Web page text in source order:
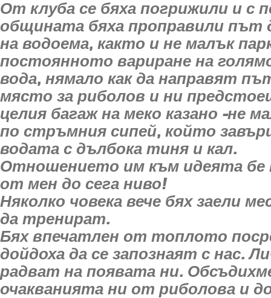
От клуба се бяха погрижили и с
общината бяха проправили път
на водоема, както и не малък
постоянното вариране на
вода, нямало как да направят
място за риболов и ни
целия багаж на меко казано -не
по стръмния сипей, който
водата с дълбока тиня и кал.
Отношението им към идеята бе
от мен до сега ниво!
Няколко човека вече бях заели
да тренират.
Бях впечатлен от топлото
дойдоха да се запознаят с нас.
радват на появата ни.
очакванията ни от риболова и